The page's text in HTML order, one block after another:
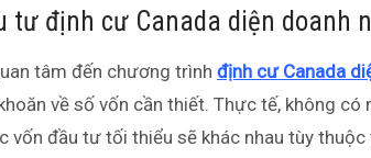
tư định cư Canada diện doanh
tâm đến chương trình định cư Canada
về số vốn cần thiết. Thực tế, không
vốn đầu tư tối thiểu sẽ khác nhau tùy